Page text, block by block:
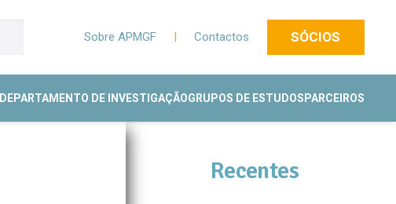
Sobre APMGF | Contactos SÓCIOS
DEPARTAMENTO DE INVESTIGAÇÃOGRUPOS DE ESTUDOS PARCEIROS
Recentes